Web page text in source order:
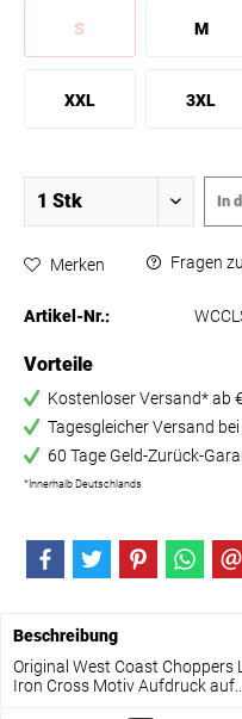
S M
XXL 3XL
In
Merken Fragen
Artikel-Nr.:
Vorteile
Kostenloser Versand* ab
Tagesgleicher Versand
60 Tage Geld-Zurück-
*Innerhalb Deutschlands
Beschreibung
Original West Coast
Iron Cross Motiv Aufdruck auf...